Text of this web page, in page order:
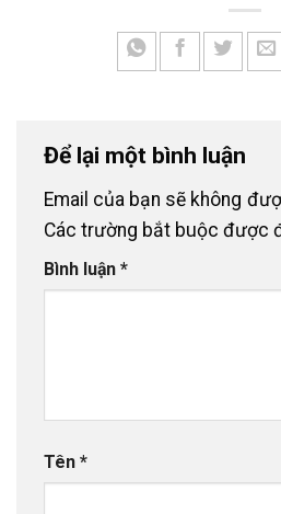
Để lại một bình luận
Email của bạn sẽ không
Các trường bắt buộc được
Bình luận *
Tên *